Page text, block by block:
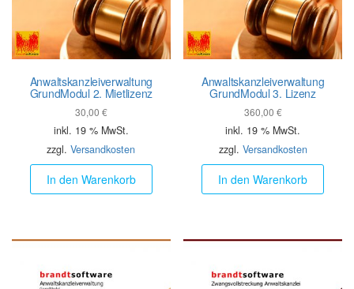
Anwalts­kanzlei­verwaltung
GrundModul 2. Mietlizenz
30,00 €
inkl. 19 % MwSt.
zzgl.Versandkosten
In den Warenkorb
Anwalts­kanzlei­verwaltung
GrundModul 3. Lizenz
360,00 €
inkl. 19 % MwSt.
zzgl. Versandkosten
In den Warenkorb